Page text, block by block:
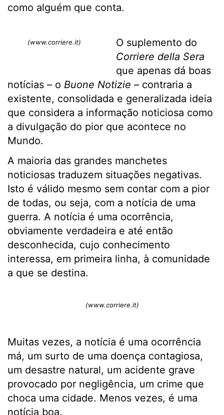
como alguém que conta.
(www.corriere.it)
O suplemento do
Corriere della Sera
que apenas dá boas
notícias – o Buone Notizie – contraria a
existente, consolidada e generalizada ideia
que considera a informação noticiosa como
a divulgação do pior que acontece no
Mundo.
A maioria das grandes manchetes
noticiosas traduzem situações negativas.
Isto é válido mesmo sem contar com a pior
de todas, ou seja, com a notícia de uma
guerra. A notícia é uma ocorrência,
obviamente verdadeira e até então
desconhecida, cujo conhecimento
interessa, em primeira linha, à comunidade
a que se destina.
(www.corriere.it)
Muitas vezes, a notícia é uma ocorrência
má, um surto de uma doença contagiosa,
um desastre natural, um acidente grave
provocado por negligência, um crime que
choca uma cidade. Menos vezes, é uma
notícia boa.